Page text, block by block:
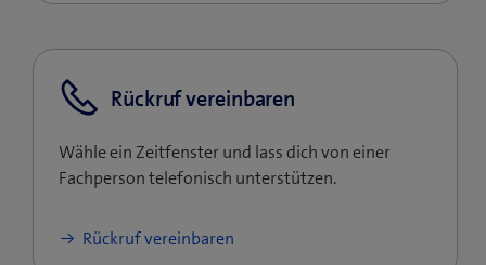
Rückruf vereinbaren
Wähle ein Zeitfenster und lass dich von einer
Fachperson telefonisch unterstützen.
Rückruf vereinbaren